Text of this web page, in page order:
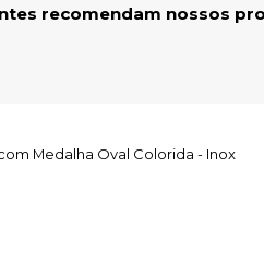
recomendam nossos
Medalha Oval Colorida - Inox